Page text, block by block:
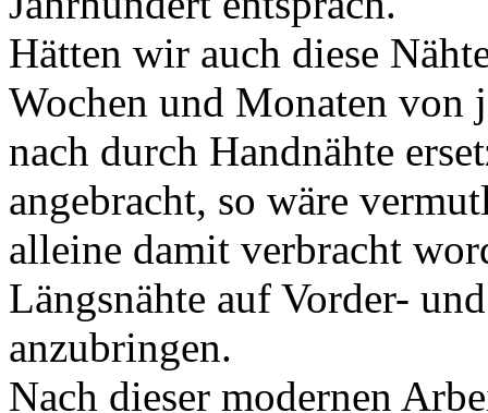
Hätten wir auch diese
Wochen und Monaten von
nach durch Handnähte
angebracht, so wäre
alleine damit verbracht
Längsnähte auf Vorder-
anzubringen.
Nach dieser modernen